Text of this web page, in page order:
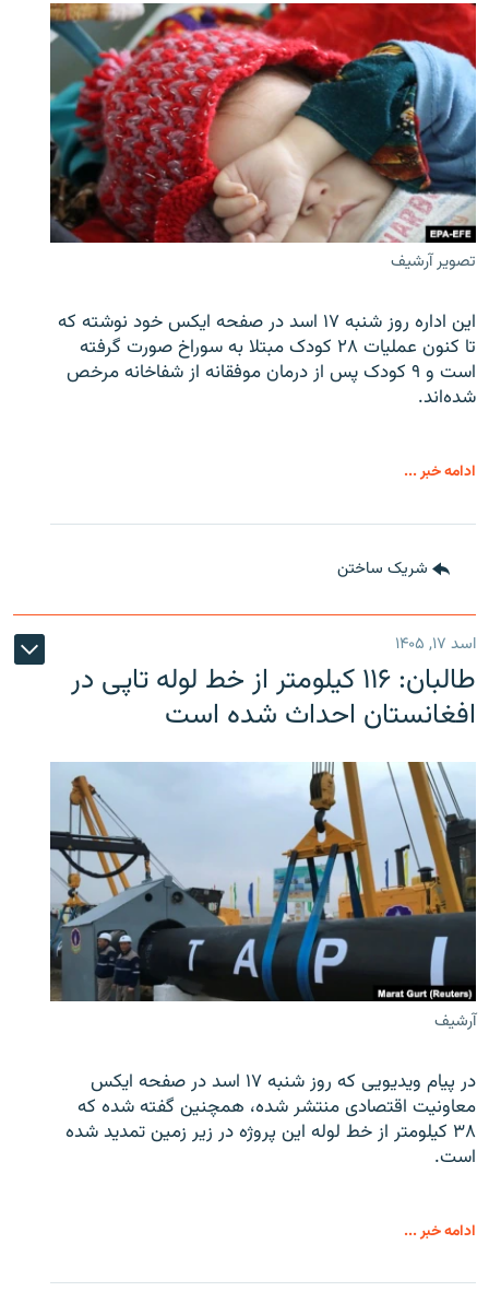
تصویر آرشیف
این اداره روز شنبه ۱۷ اسد در صفحه ایکس خود نوشته که
تا کنون عملیات ۲۸ کودک مبتلا به سوراخ صورت گرفته
است و ۹ کودک پس از درمان موفقانه از شفاخانه مرخص
شده‌اند.
ادامه خبر ...
شریک ساختن
اسد ۱۷, ۱۴۰۵
طالبان: ۱۱۶ کیلومتر از خط لوله تاپی در
افغانستان احداث شده است
آرشیف
در پیام ویدیویی که روز شنبه ۱۷ اسد در صفحه ایکس
معاونیت اقتصادی منتشر شده، همچنین گفته شده که
۳۸ کیلومتر از خط لوله این پروژه در زیر زمین تمدید شده
است.
ادامه خبر ...